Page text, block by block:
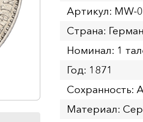
Артикул: MW-
Страна:
Номинал: 1
Год: 1871
Сохранность:
Материал: